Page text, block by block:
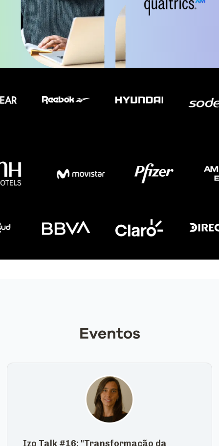
Eventos
Izo Talk #16: "Transformação da